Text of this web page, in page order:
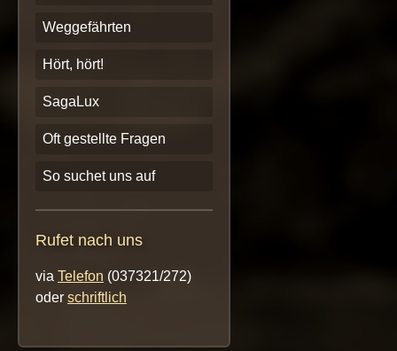
Weggefährten
Hört, hört!
SagaLux
Oft gestellte Fragen
So suchet uns auf
Rufet nach uns
via Telefon (037321/272)
oder schriftlich